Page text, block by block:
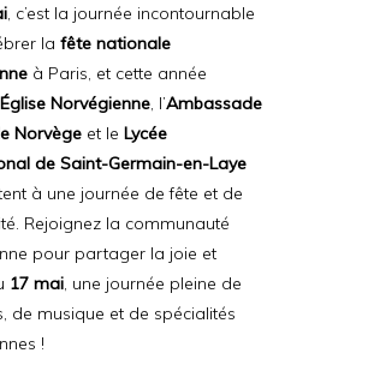
, c’est la journée incontournable
la fête nationale
à Paris, et cette année
Église Norvégienne, l’Ambassade
Norvège et le Lycée
de Saint-Germain-en-Laye
à une journée de fête et de
Rejoignez la communauté
pour partager la joie et
17 mai, une journée pleine de
de musique et de spécialités
!